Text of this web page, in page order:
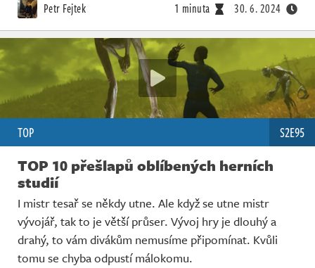
Petr Fejtek 1 minuta 30. 6. 2024
TOP S2E95
TOP 10 přešlapů oblíbených herních
studií
I mistr tesař se někdy utne. Ale když se utne mistr
vývojář, tak to je větší průser. Vývoj hry je dlouhý a
drahý, to vám divákům nemusíme připomínat. Kvůli
tomu se chyba odpustí málokomu.